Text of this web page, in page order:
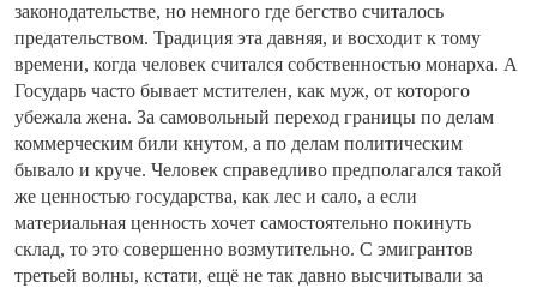
законодательстве, но немного где бегство считалось
предательством. Традиция эта давняя, и восходит к тому
времени, когда человек считался собственностью монарха. А
Государь часто бывает мстителен, как муж, от которого
убежала жена. За самовольный переход границы по делам
коммерческим били кнутом, а по делам политическим
бывало и круче. Человек справедливо предполагался такой
же ценностью государства, как лес и сало, а если
материальная ценность хочет самостоятельно покинуть
склад, то это совершенно возмутительно. С эмигрантов
третьей волны, кстати, ещё не так давно высчитывали за